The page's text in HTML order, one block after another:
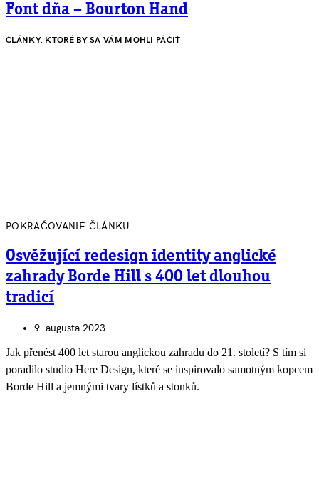
Font dňa – Bourton Hand
ČLÁNKY, KTORÉ BY SA VÁM MOHLI PÁČIŤ
POKRAČOVANIE ČLÁNKU
Osvěžující redesign identity anglické
zahrady Borde Hill s 400 let dlouhou
tradicí
9. augusta 2023
Jak přenést 400 let starou anglickou zahradu do 21. století? S tím si
poradilo studio Here Design, které se inspirovalo samotným kopcem
Borde Hill a jemnými tvary lístků a stonků.